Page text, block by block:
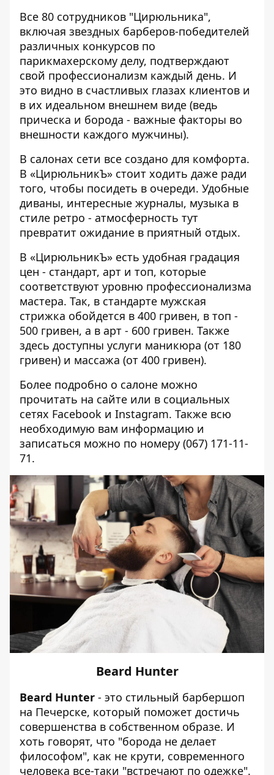
Все 80 сотрудников "Цирюльника",
включая звездных барберов-победителей
различных конкурсов по
парикмахерскому делу, подтверждают
свой профессионализм каждый день. И
это видно в счастливых глазах клиентов и
в их идеальном внешнем виде (ведь
прическа и борода - важные факторы во
внешности каждого мужчины).
В салонах сети все создано для комфорта.
В «ЦирюльникЪ» стоит ходить даже ради
того, чтобы посидеть в очереди. Удобные
диваны, интересные журналы, музыка в
стиле ретро - атмосферность тут
превратит ожидание в приятный отдых.
В «ЦирюльникЪ» есть удобная градация
цен - стандарт, арт и топ, которые
соответствуют уровню профессионализма
мастера. Так, в стандарте мужская
стрижка обойдется в 400 гривен, в топ -
500 гривен, а в арт - 600 гривен. Также
здесь доступны услуги маникюра (от 180
гривен) и массажа (от 400 гривен).
Более подробно о салоне можно
прочитать на сайте или в социальных
сетях Fаcebook и Instagram. Также всю
необходимую вам информацию и
записаться можно по номеру (067) 171-11-
71.
Beard Hunter
Beard Hunter - это стильный барбершоп
на Печерске, который поможет достичь
совершенства в собственном образе. И
хоть говорят, что "борода не делает
философом", как не крути, современного
человека все-таки "встречают по одежке".